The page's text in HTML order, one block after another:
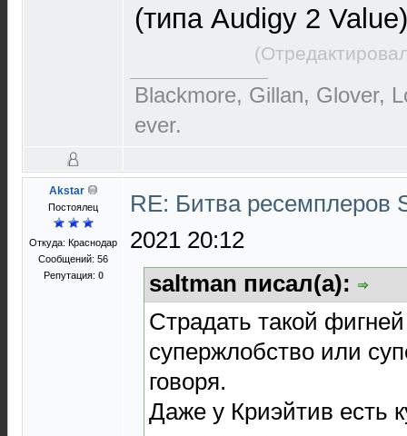
(типа Audigy 2 Value)
Blackmore, Gillan, Glover,
ever.
Akstar
Постоялец
Откуда: Краснодар
Сообщений: 56
Репутация: 0
RE: Битва ресемплеров
2021 20:12
saltman писал(а):
Страдать такой
супержлобство или
говоря.
Даже у Криэйтив есть